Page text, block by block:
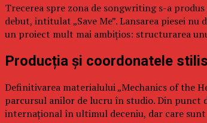
Trecerea spre zona de songwriting s-a
debut, intitulat „Save Me”. Lansarea piesei
un proiect mult mai ambițios: structurarea
Producția și coordonatele
Definitivarea materialului „Mechanics of the
parcursul anilor de lucru în studio. Din punct
internațional în ultimul deceniu, dar care